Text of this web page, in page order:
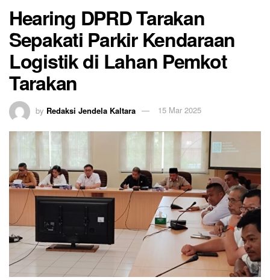
Hearing DPRD Tarakan
Sepakati Parkir Kendaraan
Logistik di Lahan Pemkot
Tarakan
by Redaksi Jendela Kaltara 15 Mar 2025